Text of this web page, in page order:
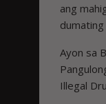
ang
dumating
Ayon sa
Illegal